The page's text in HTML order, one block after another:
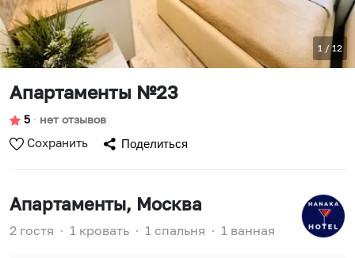
1 /12
Апартаменты №23
5 ∙ нет отзывов
Сохранить Поделиться
Апартаменты, Москва
2 гостя ∙ 1 кровать ∙ 1 спальня ∙ 1 ванная